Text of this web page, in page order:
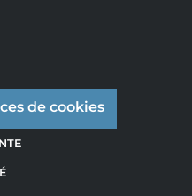
de cookies